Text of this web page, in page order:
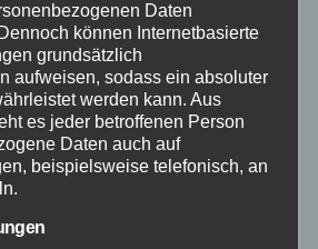
im
Horhausen:
verhindert
Daten
können Internetbasierte
grundsätzlich
aufweisen, sodass ein absoluter
werden kann. Aus
es jeder betroffenen Person
Daten auch auf
beispielsweise telefonisch, an